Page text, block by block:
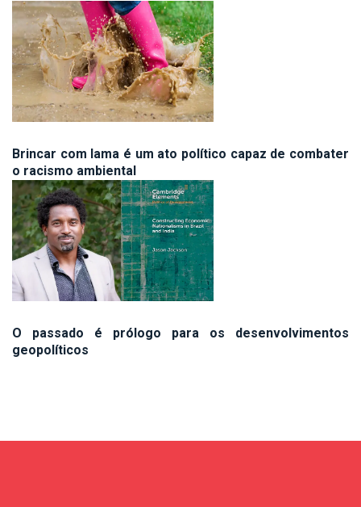
Brincar com lama é um ato político capaz de combater
o racismo ambiental
O passado é prólogo para os desenvolvimentos
geopolíticos